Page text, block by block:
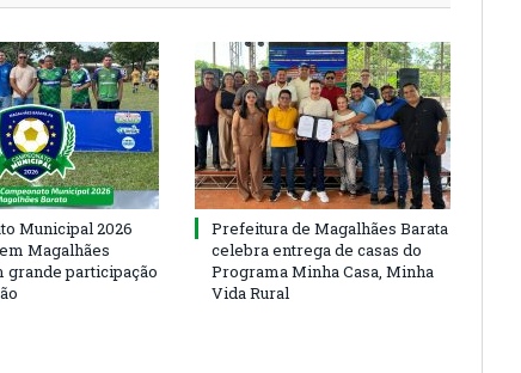
Municipal 2026
Magalhães
grande participação
Prefeitura de Magalhães Barata
celebra entrega de casas do
Programa Minha Casa, Minha
Vida Rural